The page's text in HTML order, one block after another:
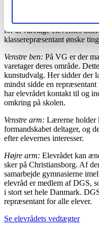
Højre ben:Dette er nok det
for at varetage elevernes
klasserepræsentant ønske
Venstre ben: På VG er der
varetager deres område.
kunstudvalg. Her sidder der
mindst sidde en
har elevrådet kontakt til og
omkring på skolen.
Venstre arm: Lærerne holder
formandskabet deltager, og
efter elevernes interesser.
Højre arm: Elevrådet kan
sker på Christiansborg. Af
samarbejde gymnasierne
elevråd er medlem af DGS,
i stort set hele Danmark.
repræsentant for alle elever.
Se elevrådets vedtægter